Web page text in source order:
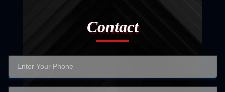
Contact